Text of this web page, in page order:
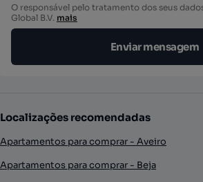
O responsável pelo tratamento dos seus
Global B.V. mais
Enviar mensagem
Localizações recomendadas
Apartamentos para comprar - Aveiro
Apartamentos para comprar - Beja